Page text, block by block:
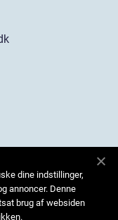
dine indstillinger,
annoncer. Denne
brug af websiden